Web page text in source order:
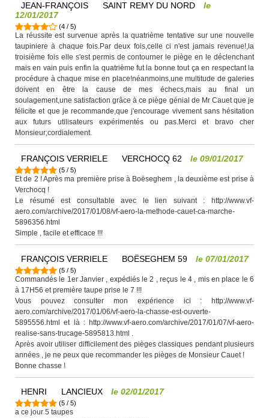
JEAN-FRANÇOIS SAINT REMY DU NORD
le
12/01/2017
(4 / 5)
La réussite est survenue après la quatrième tentative sur une nouvelle
taupiniere à chaque fois.Par deux fois,celle ci n'est jamais revenue!,la
troisième fois elle s'est permis de contourner le piège en le déclenchant
mais en vain puis enfin la quatrième fut la bonne tout ça en respectant la
procédure à chaque mise en place!néanmoins,une multitude de galeries
doivent en être la cause de mes échecs,mais au final un
soulagement,une satisfaction grâce à ce piège génial de Mr Cauet que je
félicite et que je recommande,que j'encourage vivement sans hésitation
aux futurs utilisateurs expérimentés ou pas.Merci et bravo cher
Monsieur;cordialement.
FRANÇOIS VERRIELE VERCHOCQ 62 le 09/01/2017
(5 / 5)
Et de 2 ! Après ma première prise à Boëseghem , la deuxième est prise à
Verchocq !
Le résumé est consultable avec le lien suivant : http://www.vf-
aero.com/archive/2017/01/08/vf-aero-la-methode-cauet-ca-marche-
5896356.html
Simple , facile et efficace !!!
FRANÇOIS VERRIELE BOËSEGHEM 59 le 07/01/2017
(5 / 5)
Commandés le 1er Janvier , expédiés le 2 , reçus le 4 , mis en place le 6
à 17H56 et première taupe prise le 7 !!!
Vous pouvez consulter mon expérience ici : http://www.vf-
aero.com/archive/2017/01/06/vf-aero-la-chasse-est-ouverte-
5895556.html et là : http://www.vf-aero.com/archive/2017/01/07/vf-aero-
realise-sans-trucage-5895813.html .
Après avoir utiliser difficilement des pièges classiques pendant plusieurs
années , je ne peux que recommander les pièges de Monsieur Cauet !
Bonne chasse !
HENRI LANCIEUX le 02/01/2017
(5 / 5)
a ce jour 5 taupes